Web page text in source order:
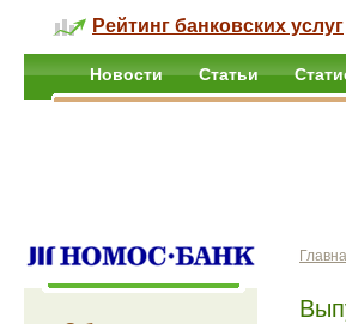
Рейтинг банковских услуг
Новости Статьи